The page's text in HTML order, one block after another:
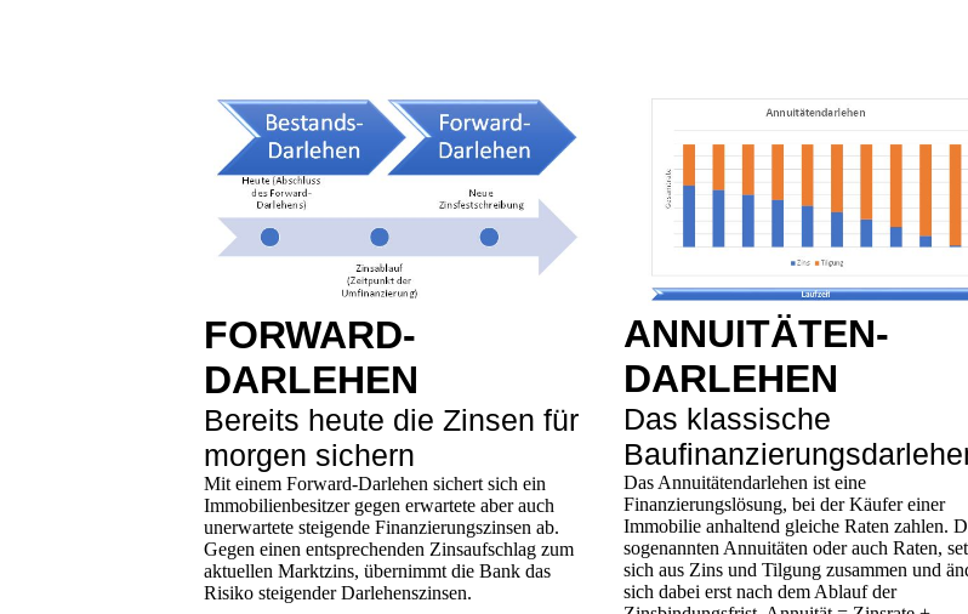
FORWARD-
DARLEHEN
Bereits heute die Zinsen für
morgen sichern
Mit einem Forward-Darlehen sichert sich ein
Immobilienbesitzer gegen erwartete aber auch
unerwartete steigende Finanzierungs­zinsen ab.
Gegen einen entsprechenden Zinsaufschlag zum
aktuellen Marktzins, übernimmt die Bank das
Risiko steigender Darlehenszinsen.
ANNUITÄTEN-
DARLEHEN
Das klassische
Das Annuitätendarlehen ist eine
Finanzierungslösung, bei der Käufer einer
Immobilie anhaltend gleiche Raten zahlen.
sogenannten Annuitäten oder auch Raten,
sich aus Zins und Tilgung zusammen und
sich dabei erst nach dem Ablauf der